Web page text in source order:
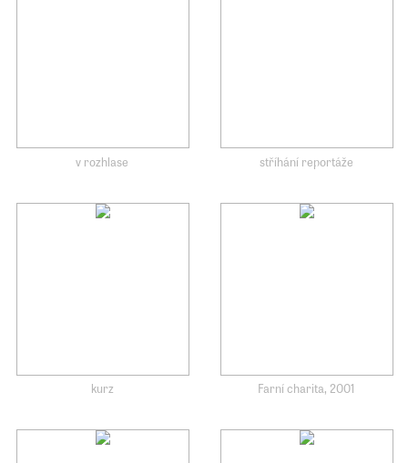
v rozhlase stříhání reportáže
kurz Farní charita, 2001